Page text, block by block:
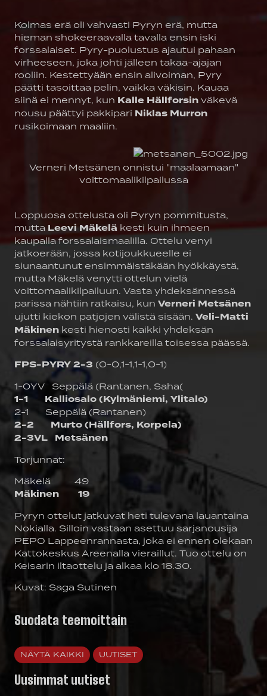
Kolmas erä oli vahvasti Pyryn erä, mutta
hieman shokeeraavalla tavalla ensin iski
forssalaiset. Pyry-puolustus ajautui pahaan
virheeseen, joka johti jälleen takaa-ajajan
rooliin. Kestettyään ensin alivoiman, Pyry
päätti tasoittaa pelin, vaikka väkisin. Kauaa
siinä ei mennyt, kun Kalle Hällforsin väkevä
nousu päättyi pakkipari Niklas Murron
rusikoimaan maaliin.
Verneri Metsänen onnistui "maalaamaan"
voittomaalikilpailussa
Loppuosa ottelusta oli Pyryn pommitusta,
mutta Leevi Mäkelä kesti kuin ihmeen
kaupalla forssalaismaalilla. Ottelu venyi
jatkoerään, jossa kotijoukkueelle ei
siunaantunut ensimmäistäkään hyökkäystä,
mutta Mäkelä venytti ottelun vielä
voittomaalikilpailuun. Vasta yhdeksännessä
parissa nähtiin ratkaisu, kun Verneri Metsänen
ujutti kiekon patjojen välistä sisään. Veli-Matti
Mäkinen kesti hienosti kaikki yhdeksän
forssalaisyritystä rankkareilla toisessa päässä.
FPS-PYRY 2-3 (0-0,1-1,1-1,0-1)
1-0YV Seppälä (Rantanen, Saha(
1-1 Kalliosalo (Kylmäniemi, Ylitalo)
2-1 Seppälä (Rantanen)
2-2 Murto (Hällfors, Korpela)
2-3VL Metsänen
Torjunnat:
Mäkelä 49
Mäkinen 19
Pyryn ottelut jatkuvat heti tulevana lauantaina
Nokialla. Silloin vastaan asettuu sarjanousija
PEPO Lappeenrannasta, joka ei ennen olekaan
Kattokeskus Areenalla vieraillut. Tuo ottelu on
Keisarin iltaottelu ja alkaa klo 18.30.
Kuvat: Saga Sutinen
Suodata teemoittain
NÄYTÄ KAIKKI UUTISET
Uusimmat uutiset